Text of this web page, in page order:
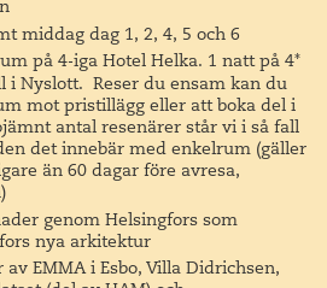
vänder blicken mot det
bara fem minuters promenad till
med möbler designade av
Dessutom är ett par våningsplan
det går att gå på konstrunda i det
Restaurang Atelje Finne.
skulptören och arkitekten Gunnar
middag dag 1, 2, 4, 5 och 6
på 4-iga Hotel Helka. 1 natt på 4*
i Nyslott. Reser du ensam kan du
mot pristillägg eller att boka del i
antal resenärer står vi i så fall
det innebär med enkelrum (gäller
än 60 dagar före avresa,
genom Helsingfors som
nya arkitektur
EMMA i Esbo, Villa Didrichsen,